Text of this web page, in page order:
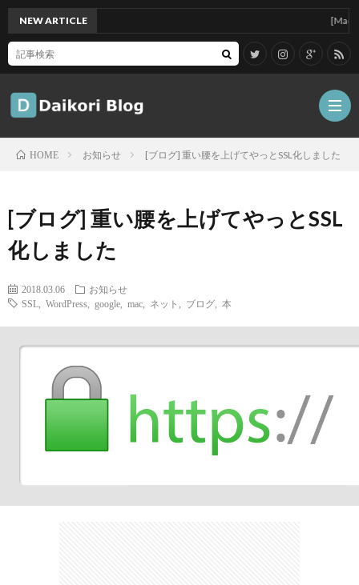
グ
NEW ARTICLE [Mac]Mac
HOME お知らせ [ブログ] 重い腰を上げてやっとSSL化しました
[ブログ] 重い腰を上げてやっとSSL
化しました
2018.03.06
お知らせ
SSL
WordPress google mac ネット ブログ 本